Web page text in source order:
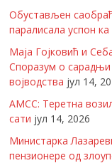
Обустављен
паралисала успон
Маја Гојковић и
Споразум о
војводства јул 14,
АМСС: Теретна
сати јул 14, 2026
Министарка
пензионере од